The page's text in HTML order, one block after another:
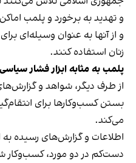
و تهدید به برخورد و پلمب
و از آنها به عنوان وسیله‌ای
زنان استفاده کنند.
پلمب به مثابه ابزار فشار سیاسی
از طرف دیگر، شواهد و
بستن کسب‌وکارها برای
می‌کند.
اطلاعات و گزارش‌های رسیده
دست‌کم در دو مورد، کسب‌وکار